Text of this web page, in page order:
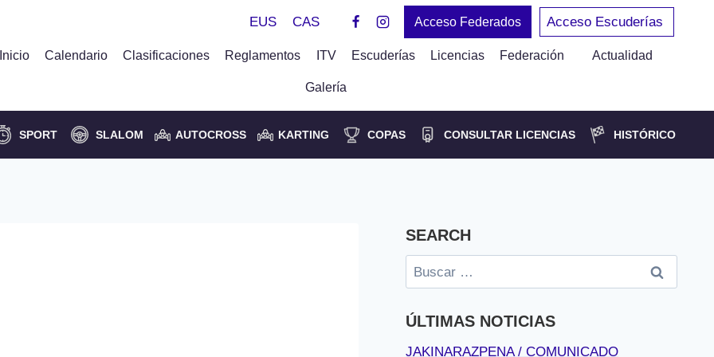
EUS CAS Acceso Federados Acceso Escuderías
Inicio Calendario Clasificaciones Reglamentos ITV Escuderías Licencias Federación Actualidad
Galería
SPORT SLALOM AUTOCROSS KARTING COPAS CONSULTAR LICENCIAS HISTÓRICO
SEARCH
Buscar:
ÚLTIMAS NOTICIAS
JAKINARAZPENA / COMUNICADO